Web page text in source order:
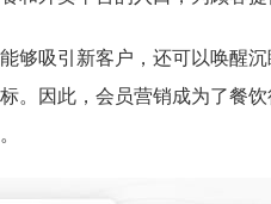
够吸引新客户，还可以唤醒
。因此，会员营销成为了餐